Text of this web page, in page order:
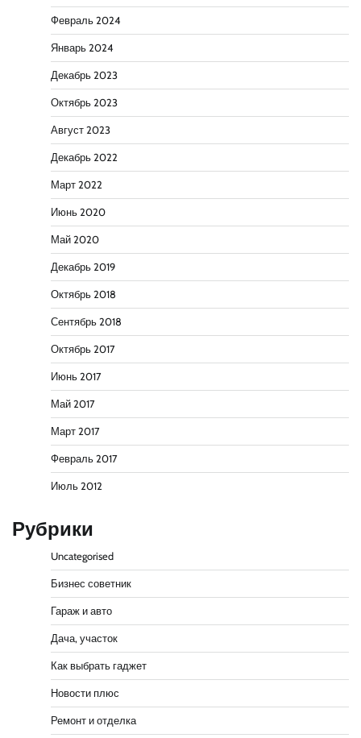
Февраль 2024
Январь 2024
Декабрь 2023
Октябрь 2023
Август 2023
Декабрь 2022
Март 2022
Июнь 2020
Май 2020
Декабрь 2019
Октябрь 2018
Сентябрь 2018
Октябрь 2017
Июнь 2017
Май 2017
Март 2017
Февраль 2017
Июль 2012
Рубрики
Uncategorised
Бизнес советник
Гараж и авто
Дача, участок
Как выбрать гаджет
Новости плюс
Ремонт и отделка